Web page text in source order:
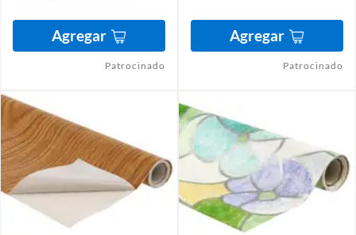
Agregar
Patrocinado
Agregar
Patrocinado